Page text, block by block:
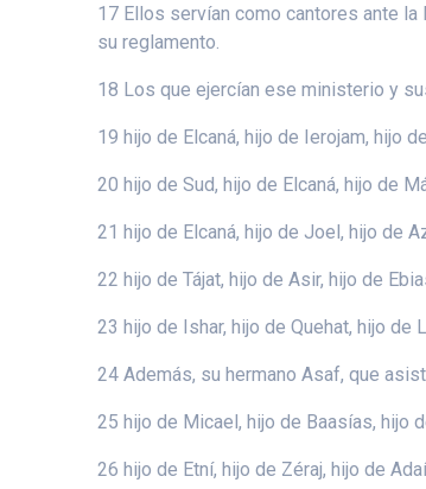
17 Ellos servían como cantores ante
su reglamento.
18 Los que ejercían ese ministerio y
19 hijo de Elcaná, hijo de Ierojam, hijo
20 hijo de Sud, hijo de Elcaná, hijo de
21 hijo de Elcaná, hijo de Joel, hijo de
22 hijo de Tájat, hijo de Asir, hijo de
23 hijo de Ishar, hijo de Quehat, hijo de
24 Además, su hermano Asaf, que
25 hijo de Micael, hijo de Baasías, hijo
26 hijo de Etní, hijo de Zéraj, hijo de